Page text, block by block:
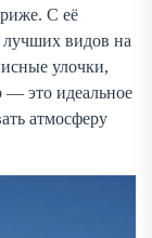
С её
лучших видов на
улочки,
— это идеальное
атмосферу